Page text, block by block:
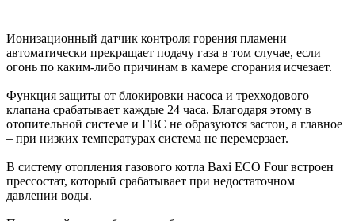
Ионизационный датчик контроля горения пламени
автоматически прекращает подачу газа в том случае, если
огонь по каким-либо причинам в камере сгорания исчезает.
Функция защиты от блокировки насоса и трехходового
клапана срабатывает каждые 24 часа. Благодаря этому в
отопительной системе и ГВС не образуются застои, а главное
– при низких температурах система не перемерзает.
В систему отопления газового котла Baxi ECO Four встроен
прессостат, который срабатывает при недостаточном
давлении воды.